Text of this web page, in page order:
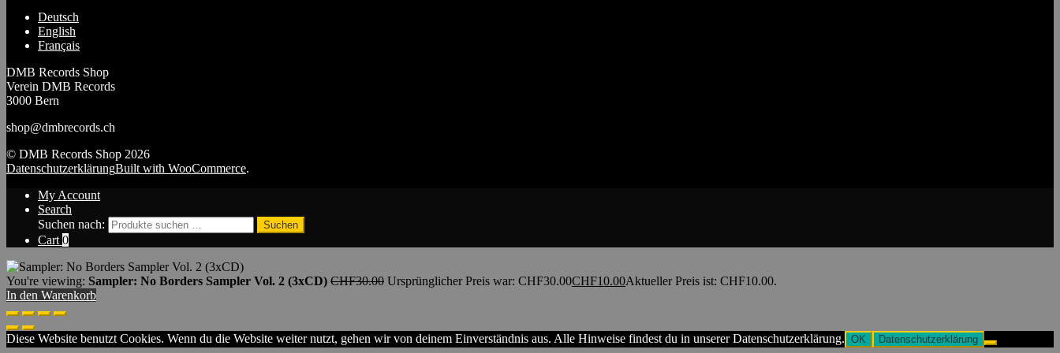
Deutsch
English
Français
DMB Records Shop
Verein DMB Records
3000 Bern
shop@dmbrecords.ch
© DMB Records Shop 2026
DatenschutzerklärungBuilt with WooCommerce.
My Account
Search
Suchen nach:
Suchen
Cart 0
You're viewing: Sampler: No Borders Sampler Vol. 2 (3xCD) CHF30.00 Ursprünglicher Preis war: CHF30.00CHF10.00Aktueller Preis ist: CHF10.00.
In den Warenkorb
Diese Website benutzt Cookies. Wenn du die Website weiter nutzt, gehen wir von deinem Einverständnis aus. Alle Hinweise findest du in unserer Datenschutzerklärung. OK Datenschutzerklärung